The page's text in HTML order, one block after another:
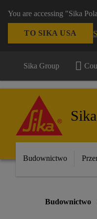
You are accessing "Sika
TO SIKA USA
Sika Group
Budownictwo
Budownictwo